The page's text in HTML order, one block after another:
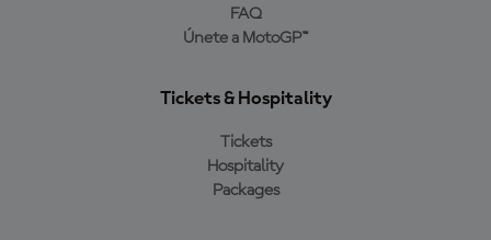
FAQ
Únete a MotoGP™
Tickets & Hospitality
Tickets
Hospitality
Packages